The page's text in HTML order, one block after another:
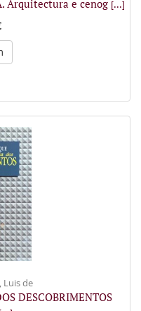
Arquitectura e cenog [...]
Luis de
DESCOBRIMENTOS